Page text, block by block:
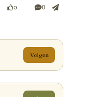
0 0
Volgen